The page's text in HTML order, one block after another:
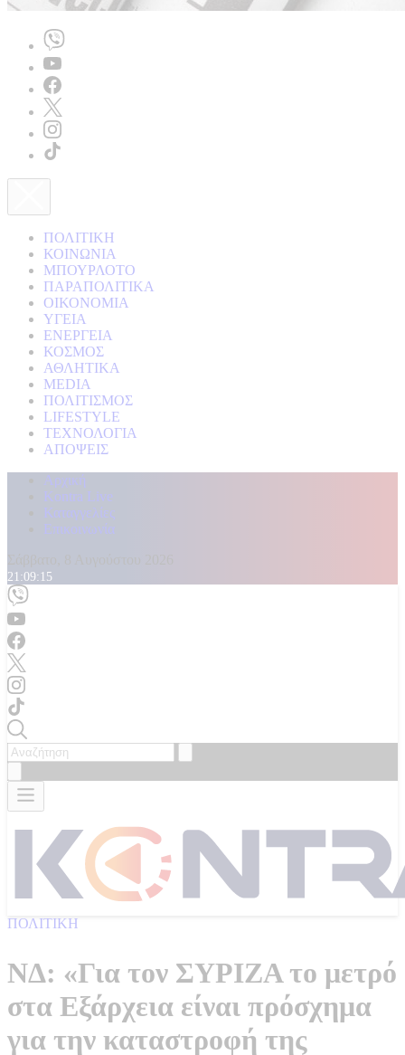
ΠΟΛΙΤΙΚΗ
ΚΟΙΝΩΝΙΑ
ΜΠΟΥΡΛΟΤΟ
ΠΑΡΑΠΟΛΙΤΙΚΑ
ΟΙΚΟΝΟΜΙΑ
ΥΓΕΙΑ
ΕΝΕΡΓΕΙΑ
ΚΟΣΜΟΣ
ΑΘΛΗΤΙΚΑ
MEDIA
ΠΟΛΙΤΙΣΜΟΣ
LIFESTYLE
ΤΕΧΝΟΛΟΓΙΑ
ΑΠΟΨΕΙΣ
Αρχική
Kontra Live
Καταγγελίες
Επικοινωνία
21:09:17
ΠΟΛΙΤΙΚΗ
ΝΔ: «Για τον ΣΥΡΙΖΑ το μετρό
στα Εξάρχεια είναι πρόσχημα
για την καταστροφή της